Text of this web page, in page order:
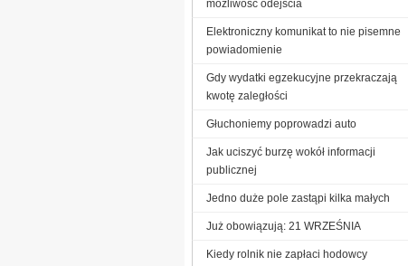
możliwość odejścia
Elektroniczny komunikat to nie pisemne
powiadomienie
Gdy wydatki egzekucyjne przekraczają
kwotę zaległości
Głuchoniemy poprowadzi auto
Jak uciszyć burzę wokół informacji
publicznej
Jedno duże pole zastąpi kilka małych
Już obowiązują: 21 WRZEŚNIA
Kiedy rolnik nie zapłaci hodowcy